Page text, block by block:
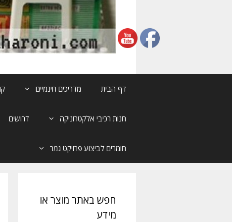
דף הבית מדריכים חינמיים
חנות רכיבי אלקטרוניקה דרושים
חומרים לביצוע פרויקט גמר
חפש באתר מוצר או
מידע